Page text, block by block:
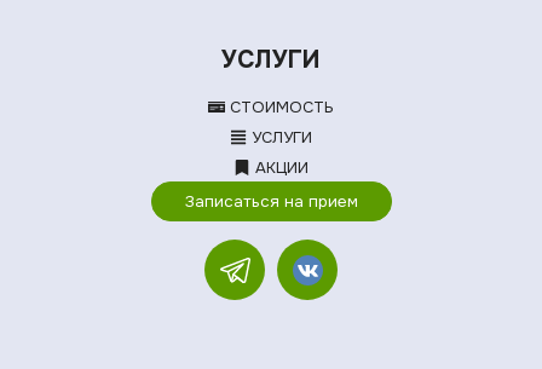
УСЛУГИ
СТОИМОСТЬ
УСЛУГИ
АКЦИИ
Записаться на прием